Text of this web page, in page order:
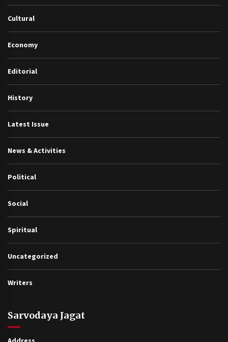
Cultural
Economy
Editorial
History
Latest Issue
News & Activities
Political
Social
Spiritual
Uncategorized
Writers
Sarvodaya Jagat